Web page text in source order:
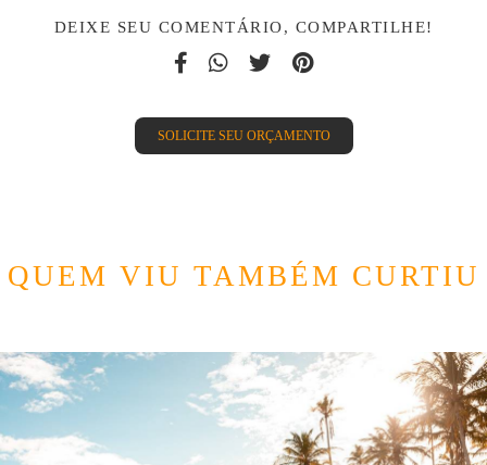
DEIXE SEU COMENTÁRIO, COMPARTILHE!
SOLICITE SEU ORÇAMENTO
QUEM VIU TAMBÉM CURTIU